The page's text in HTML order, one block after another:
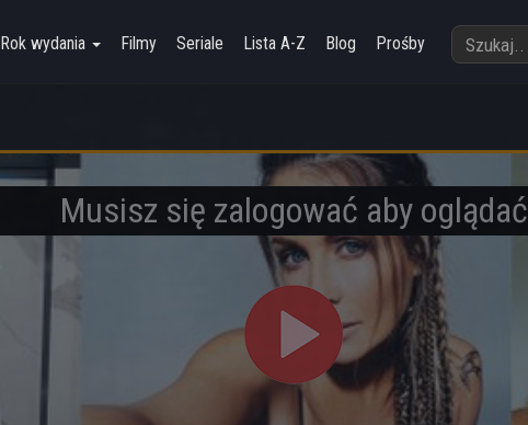
Rok wydania Filmy Seriale Lista A-Z Blog Prośby
Musisz się zalogować aby oglądać